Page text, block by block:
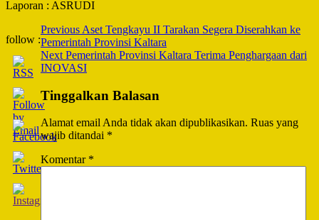
Laporan : ASRUDI
follow :
Post
Navigation
Previous Aset Tengkayu II Tarakan Segera Diserahkan ke
Pemerintah Provinsi Kaltara
Next Pemerintah Provinsi Kaltara Terima Penghargaan dari
INOVASI
Tinggalkan Balasan
Alamat email Anda tidak akan dipublikasikan. Ruas yang
wajib ditandai *
Komentar *